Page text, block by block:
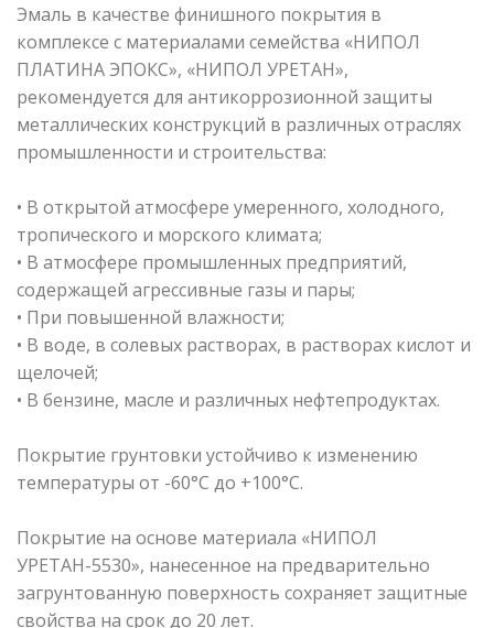
Эмаль в качестве финишного покрытия в
комплексе с материалами семейства «НИПОЛ
ПЛАТИНА ЭПОКС», «НИПОЛ УРЕТАН»,
рекомендуется для антикоррозионной защиты
металлических конструкций в различных отраслях
промышленности и строительства:
• В открытой атмосфере умеренного, холодного,
тропического и морского климата;
• В атмосфере промышленных предприятий,
содержащей агрессивные газы и пары;
• При повышенной влажности;
• В воде, в солевых растворах, в растворах кислот и
щелочей;
• В бензине, масле и различных нефтепродуктах.
Покрытие грунтовки устойчиво к изменению
температуры от -60°С до +100°С.
Покрытие на основе материала «НИПОЛ
УРЕТАН-5530», нанесенное на предварительно
загрунтованную поверхность сохраняет защитные
свойства на срок до 20 лет.